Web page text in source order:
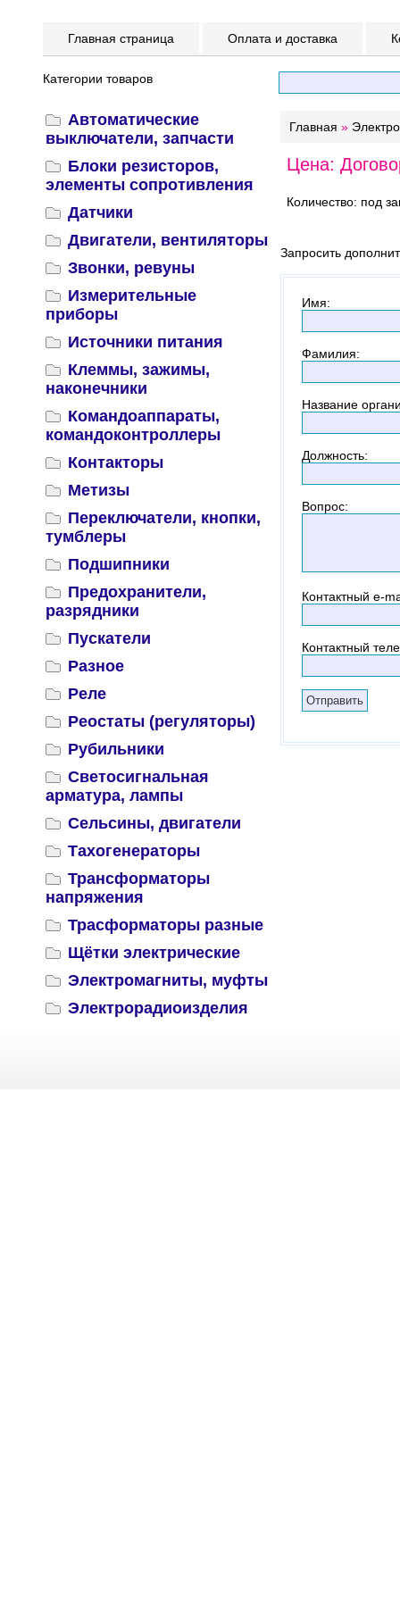
Главная страница Оплата и доставка
Категории товаров
Автоматические
выключатели, запчасти
Блоки резисторов,
элементы сопротивления
Датчики
Двигатели, вентиляторы
Звонки, ревуны
Измерительные
приборы
Источники питания
Клеммы, зажимы,
наконечники
Командоаппараты,
командоконтроллеры
Контакторы
Метизы
Переключатели, кнопки,
тумблеры
Подшипники
Предохранители,
разрядники
Пускатели
Разное
Реле
Реостаты (регуляторы)
Рубильники
Светосигнальная
арматура, лампы
Сельсины, двигатели
Тахогенераторы
Трансформаторы
напряжения
Трасформаторы разные
Щётки электрические
Электромагниты, муфты
Электрорадиоизделия
Главная »
Цена:
Количество: под
Запросить
Имя:
Фамилия:
Название
Должность:
Вопрос:
Контактный e-
Контактный